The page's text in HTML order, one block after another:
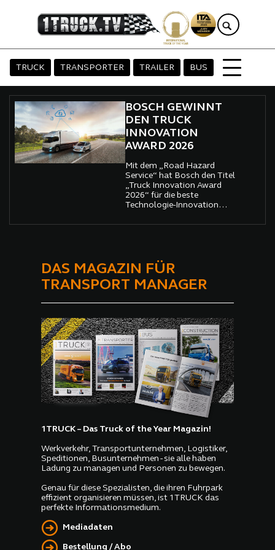
TRUCK TRANSPORTER TRAILER BUS
BOSCH GEWINNT
DEN TRUCK
INNOVATION
AWARD 2026
Mit dem „Road Hazard
Service“ hat Bosch den Titel
„Truck Innovation Award
2026“ für die beste
Technologie-Innovation
DAS MAGAZIN FÜR
TRANSPORT MANAGER
1TRUCK – Das Truck of the Year Magazin!
Werkverkehr, Transportunternehmen, Logistiker,
Speditionen, Busunternehmen - sie alle haben
Ladung zu managen und Personen zu bewegen.
Genau für diese Spezialisten, die ihren Fuhrpark
effizient organisieren müssen, ist 1TRUCK das
perfekte Informationsmedium.
Mediadaten
Bestellung / Abo